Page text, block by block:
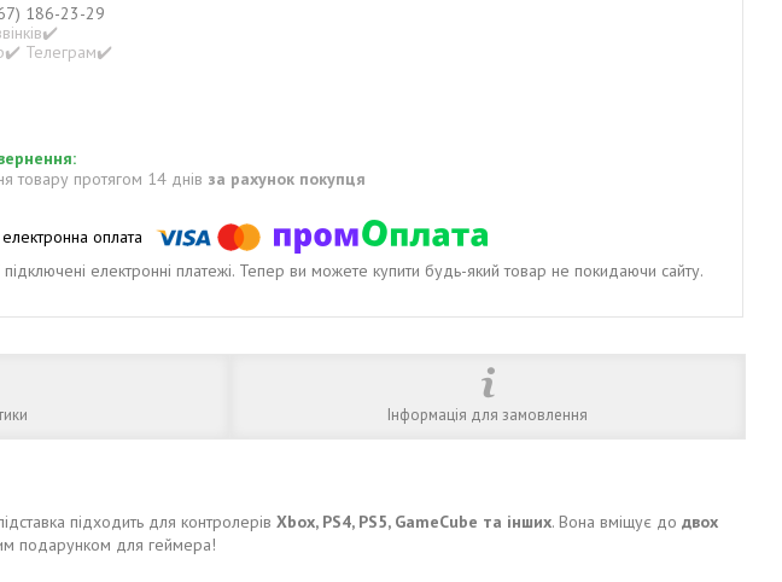
186-23-29
Телеграм✔️
товару протягом 14 днів за рахунок покупця
підключені електронні платежі. Тепер ви можете купити будь-який товар не покидаючи сайту.
Інформація для замовлення
підходить для контролерів Xbox, PS4, PS5, GameCube та інших. Вона вміщує до двох
подарунком для геймера!